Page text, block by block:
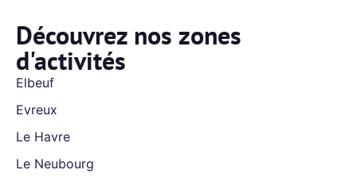
Découvrez nos zones
d'activités
Elbeuf
Evreux
Le Havre
Le Neubourg